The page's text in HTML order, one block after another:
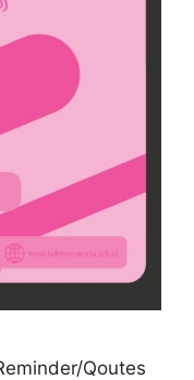
Qoutes